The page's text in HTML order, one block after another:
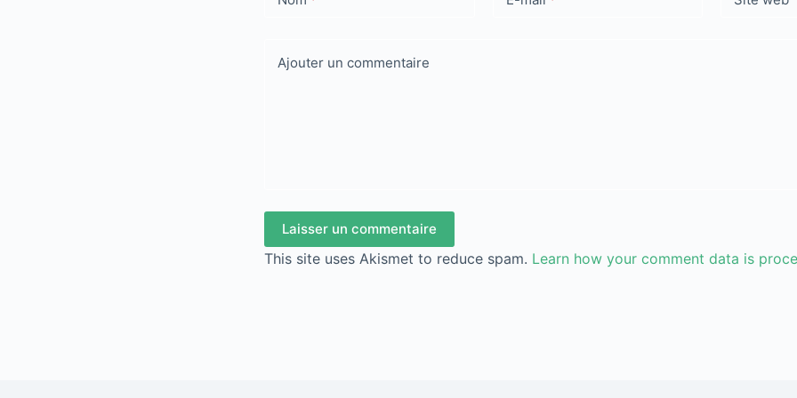
Ajouter un commentaire
Laisser un commentaire
This site uses Akismet to reduce spam. Learn how your comment data is